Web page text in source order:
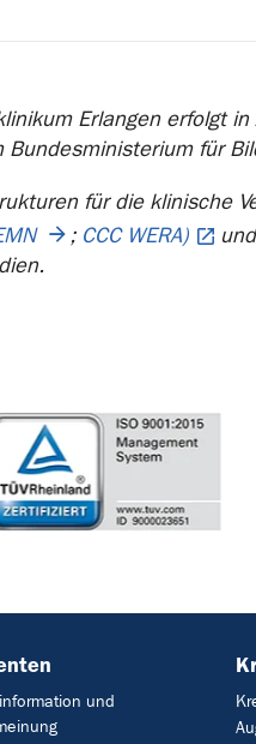
Erlangen erfolgt
für
für die klinische
; CCC WERA)
und